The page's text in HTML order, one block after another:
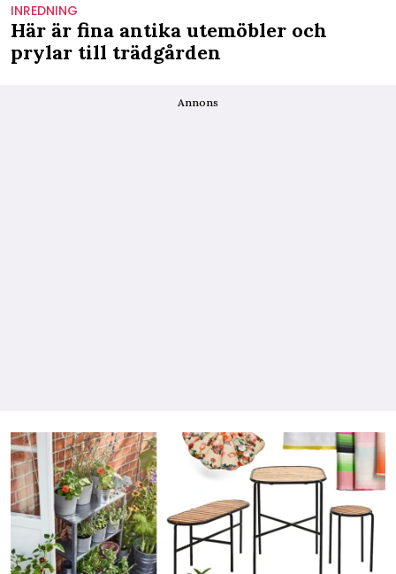
INREDNING
Här är fina antika utemöbler och
prylar till trädgården
Annons